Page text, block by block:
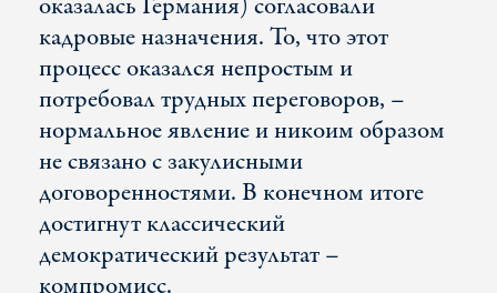
кадровые назначения. То, что этот
процесс оказался непростым и
потребовал трудных переговоров, –
нормальное явление и никоим образом
не связано с закулисными
договоренностями. В конечном итоге
достигнут классический
демократический результат –